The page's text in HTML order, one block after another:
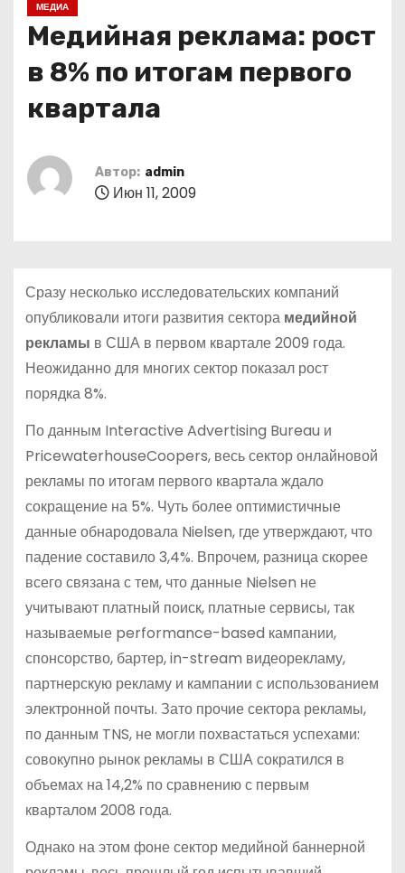
МЕДИА
Медийная реклама: рост
в 8% по итогам первого
квартала
Автор: admin
Июн 11, 2009
Сразу несколько исследовательских компаний
опубликовали итоги развития сектора медийной
рекламы в США в первом квартале 2009 года.
Неожиданно для многих сектор показал рост
порядка 8%.
По данным Interactive Advertising Bureau и
PricewaterhouseCoopers, весь сектор онлайновой
рекламы по итогам первого квартала ждало
сокращение на 5%. Чуть более оптимистичные
данные обнародовала Nielsen, где утверждают, что
падение составило 3,4%. Впрочем, разница скорее
всего связана с тем, что данные Nielsen не
учитывают платный поиск, платные сервисы, так
называемые performance-based кампании,
спонсорство, бартер, in-stream видеорекламу,
партнерскую рекламу и кампании с использованием
электронной почты. Зато прочие сектора рекламы,
по данным TNS, не могли похвастаться успехами:
совокупно рынок рекламы в США сократился в
объемах на 14,2% по сравнению с первым
кварталом 2008 года.
Однако на этом фоне сектор медийной баннерной